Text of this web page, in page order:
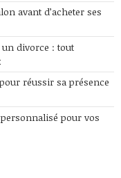
avant d’acheter ses
un divorce : tout
réussir sa présence
pour vos